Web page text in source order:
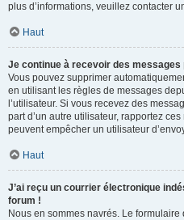
plus d’informations, veuillez contacter
Haut
Je continue à recevoir des
Vous pouvez supprimer
en utilisant les règles de messages
l’utilisateur. Si vous recevez des
part d’un autre utilisateur, rapportez
peuvent empêcher un utilisateur
Haut
J’ai reçu un courrier électronique
forum !
Nous en sommes navrés. Le